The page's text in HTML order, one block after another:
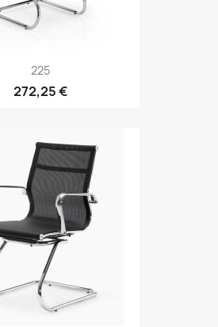
225
272,25 €